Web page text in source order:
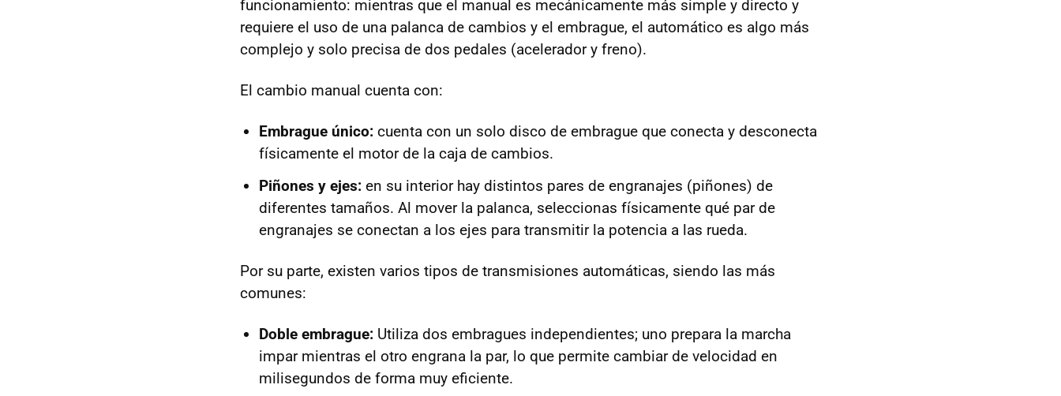
Ventajas
Inconvenientes
Cuál dura más
funcionamiento: mientras que el manual es mecánicamente más simple y directo y
requiere el uso de una palanca de cambios y el embrague, el automático es algo más
complejo y solo precisa de dos pedales (acelerador y freno).
El cambio manual cuenta con:
Embrague único: cuenta con un solo disco de embrague que conecta y desconecta
físicamente el motor de la caja de cambios.
Piñones y ejes: en su interior hay distintos pares de engranajes (piñones) de
diferentes tamaños. Al mover la palanca, seleccionas físicamente qué par de
engranajes se conectan a los ejes para transmitir la potencia a las rueda.
Por su parte, existen varios tipos de transmisiones automáticas, siendo las más
comunes:
Doble embrague: Utiliza dos embragues independientes; uno prepara la marcha
impar mientras el otro engrana la par, lo que permite cambiar de velocidad en
milisegundos de forma muy eficiente.